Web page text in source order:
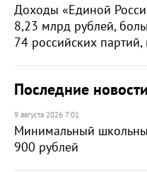
Доходы «Единой
8,23 млрд рублей,
74 российских партий,
Последние новости
9 августа 2026 7:01
Минимальный
900 рублей